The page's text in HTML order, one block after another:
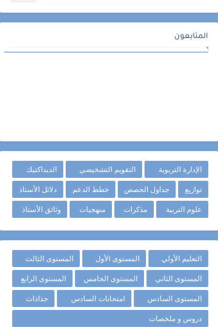
المتابعون
الإدارة التربوية التقويم التشخيصي الديداكتيك
توازيع جداول الحصص خطط الدعم دلائل الأستاذ
علوم التربية مذكرات منهجيات وثائق الأستاذ
التعليم الأولي المستوى الأول المستوى الثالث
المستوى الثاني المستوى الخامس المستوى الرابع
المستوى السادس امتحانات السادس جذاذات
دروس و ملخصات